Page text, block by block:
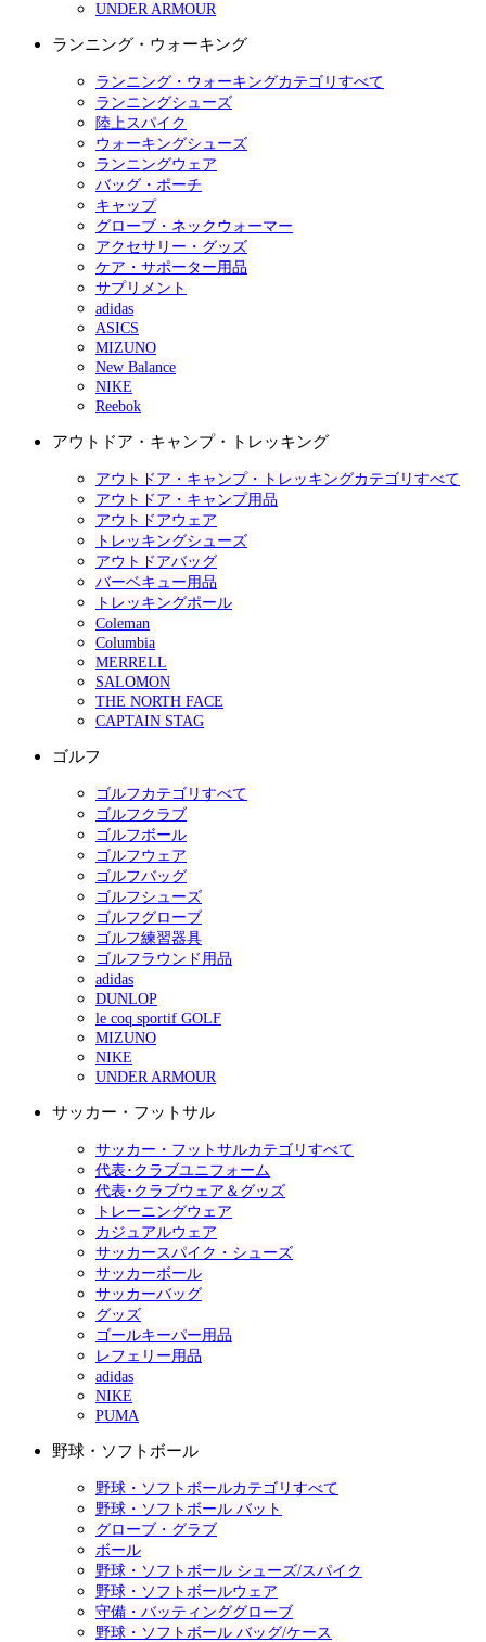
UNDER ARMOUR
ランニング・ウォーキング
ランニング・ウォーキングカテゴリすべて
ランニングシューズ
陸上スパイク
ウォーキングシューズ
ランニングウェア
バッグ・ポーチ
キャップ
グローブ・ネックウォーマー
アクセサリー・グッズ
ケア・サポーター用品
サプリメント
adidas
ASICS
MIZUNO
New Balance
NIKE
Reebok
アウトドア・キャンプ・トレッキング
アウトドア・キャンプ・トレッキングカテゴリすべて
アウトドア・キャンプ用品
アウトドアウェア
トレッキングシューズ
アウトドアバッグ
バーベキュー用品
トレッキングポール
Coleman
Columbia
MERRELL
SALOMON
THE NORTH FACE
CAPTAIN STAG
ゴルフ
ゴルフカテゴリすべて
ゴルフクラブ
ゴルフボール
ゴルフウェア
ゴルフバッグ
ゴルフシューズ
ゴルフグローブ
ゴルフ練習器具
ゴルフラウンド用品
adidas
DUNLOP
le coq sportif GOLF
MIZUNO
NIKE
UNDER ARMOUR
サッカー・フットサル
サッカー・フットサルカテゴリすべて
代表･クラブユニフォーム
代表･クラブウェア＆グッズ
トレーニングウェア
カジュアルウェア
サッカースパイク・シューズ
サッカーボール
サッカーバッグ
グッズ
ゴールキーパー用品
レフェリー用品
adidas
NIKE
PUMA
野球・ソフトボール
野球・ソフトボールカテゴリすべて
野球・ソフトボール バット
グローブ・グラブ
ボール
野球・ソフトボール シューズ/スパイク
野球・ソフトボールウェア
守備・バッティンググローブ
野球・ソフトボール バッグ/ケース